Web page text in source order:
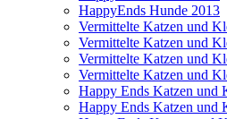
HappyEnds Hunde 2013
Vermittelte Katzen und
Vermittelte Katzen und
Vermittelte Katzen und
Vermittelte Katzen und
Happy Ends Katzen und
Happy Ends Katzen und